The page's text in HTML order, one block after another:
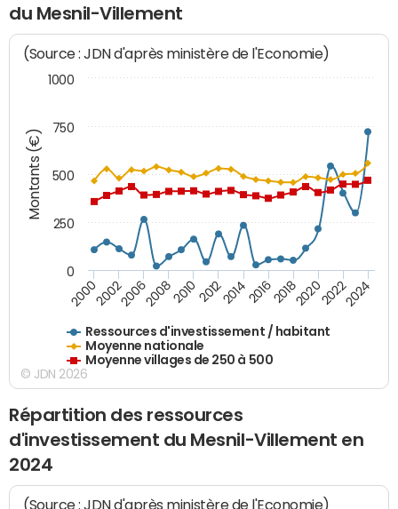
du Mesnil-Villement
Montants (€)
(Source : JDN d'après ministère de l'Economie)
Ressources d'investissement / habitant
Moyenne nationale
Moyenne villages de 250 à 500
200020022006200820102012201420162018202020222024
0
250
500
750
1000
© JDN 2026
Répartition des ressources
d'investissement du Mesnil-Villement en
2024
(Source : JDN d'après ministère de l'Economie)